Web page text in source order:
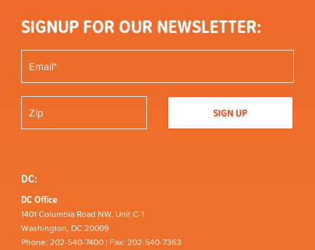
SIGNUP FOR OUR NEWSLETTER:
DC:
DC Office
1401 Columbia Road NW, Unit C-1
Washington, DC 20009
Phone: 202-540-7400 | Fax: 202-540-7363